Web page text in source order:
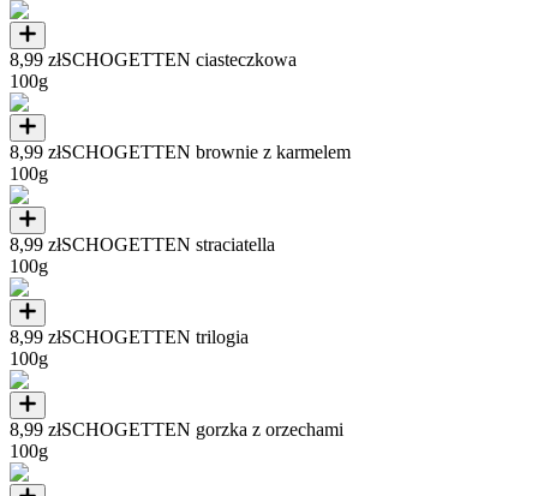
8,99 złSCHOGETTEN ciasteczkowa
100g
8,99 złSCHOGETTEN brownie z karmelem
100g
8,99 złSCHOGETTEN straciatella
100g
8,99 złSCHOGETTEN trilogia
100g
8,99 złSCHOGETTEN gorzka z orzechami
100g